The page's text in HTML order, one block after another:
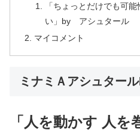
「ちょっとだけでも可
い」by アシュタール
マイコメント
ミナミＡアシュター
「人を動かす 人